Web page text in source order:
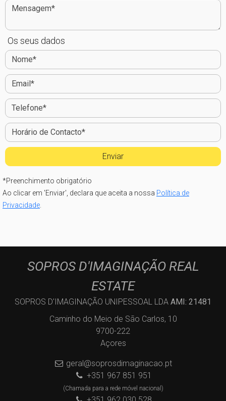
Os seus dados
*Preenchimento obrigatório
Ao clicar em 'Enviar', declara que aceita a nossa Política de
Privacidade.
SOPROS D'IMAGINAÇÃO REAL
ESTATE
SOPROS D'IMAGINAÇÃO UNIPESSOAL LDA AMI: 21481
Caminho do Meio de São Carlos, 10
9700-222
Açores
geral@soprosdimaginacao.pt
+351 967 851 951
(Chamada para a rede móvel nacional)